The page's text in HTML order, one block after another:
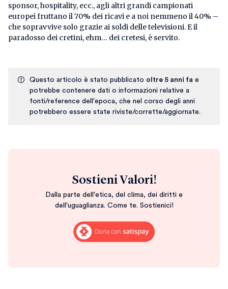
sponsor, hospitality, ecc., agli altri grandi campionati
europei fruttano il 70% dei ricavi e a noi nemmeno il 40% –
che sopravvive solo grazie ai soldi delle televisioni. E il
paradosso dei cretini, ehm… dei cretesi, è servito.
Questo articolo è stato pubblicato oltre 5 anni fa e
potrebbe contenere dati o informazioni relative a
fonti/reference dell'epoca, che nel corso degli anni
potrebbero essere state riviste/corrette/aggiornate.
Sostieni Valori!
Dalla parte dell'etica, del clima, dei diritti e
dell'uguaglianza. Come te. Sostienici!